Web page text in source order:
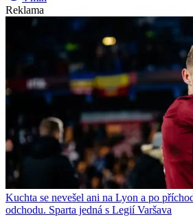
Reklama
Kuchta se nevešel ani na Lyon a po
odchodu. Sparta jedná s Legií Varšava